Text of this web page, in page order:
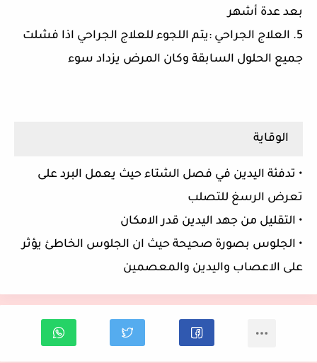
بعد عدة أشهر
5. العلاج الجراحي :يتم اللجوء للعلاج الجراحي اذا فشلت
جميع الحلول السابقة وكان المرض يزداد سوء
الوقاية
• تدفئة اليدين في فصل الشتاء حيث يعمل البرد على
تعرض الرسغ للتصلب
• التقليل من جهد اليدين قدر الامكان
• الجلوس بصورة صحيحة حيث ان الجلوس الخاطئ يؤثر
على الاعصاب واليدين والمعصمين